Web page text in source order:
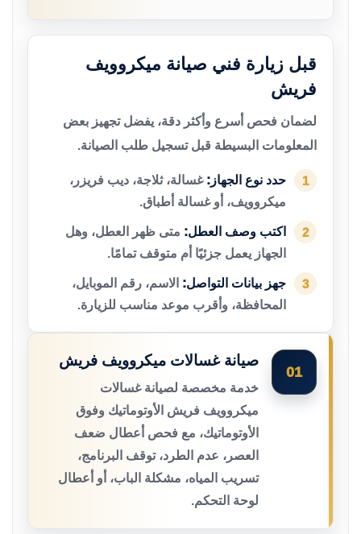
قبل زيارة فني صيانة ميكروويف
فريش
لضمان فحص أسرع وأكثر دقة، يفضل تجهيز بعض
المعلومات البسيطة قبل تسجيل طلب الصيانة.
1 حدد نوع الجهاز: غسالة، ثلاجة، ديب فريزر،
ميكروويف، أو غسالة أطباق.
2 اكتب وصف العطل: متى ظهر العطل، وهل
الجهاز يعمل جزئيًا أم متوقف تمامًا.
3 جهز بيانات التواصل: الاسم، رقم الموبايل،
المحافظة، وأقرب موعد مناسب للزيارة.
01
صيانة غسالات ميكروويف فريش
خدمة مخصصة لصيانة غسالات
ميكروويف فريش الأوتوماتيك وفوق
الأوتوماتيك، مع فحص أعطال ضعف
العصر، عدم الطرد، توقف البرنامج،
تسريب المياه، مشكلة الباب، أو أعطال
لوحة التحكم.